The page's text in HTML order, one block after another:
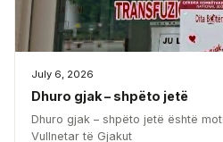
July 6, 2026
Dhuro gjak – shpëto jetë
Dhuro gjak – shpëto jetë është
Vullnetar të Gjakut